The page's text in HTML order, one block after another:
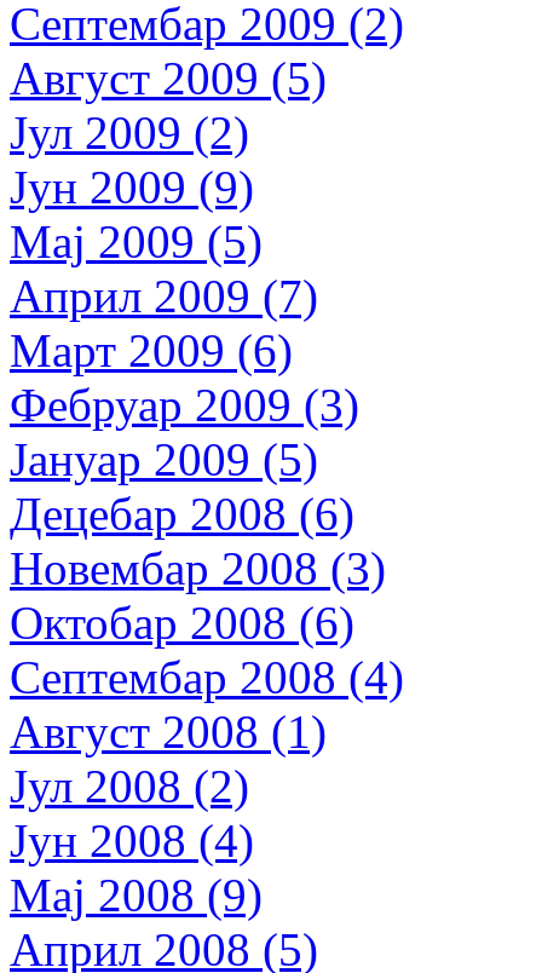
Септембар 2009 (2)
Август 2009 (5)
Јул 2009 (2)
Јун 2009 (9)
Мај 2009 (5)
Април 2009 (7)
Март 2009 (6)
Фебруар 2009 (3)
Јануар 2009 (5)
Децебар 2008 (6)
Новембар 2008 (3)
Октобар 2008 (6)
Септембар 2008 (4)
Август 2008 (1)
Јул 2008 (2)
Јун 2008 (4)
Мај 2008 (9)
Април 2008 (5)